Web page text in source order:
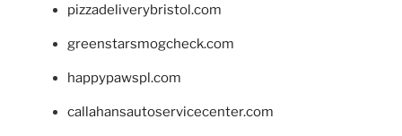
pizzadeliverybristol.com
greenstarsmogcheck.com
happypawspl.com
callahansautoservicecenter.com